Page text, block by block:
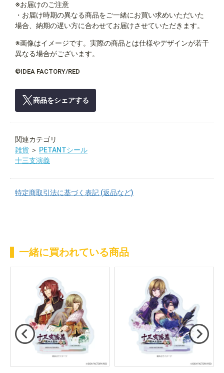
※お届けのご注意
・お届け時期の異なる商品をご一緒にお買い求めいただいた
場合、納期の遅い方に合わせてお届けさせていただきます。
※画像はイメージです。実際の商品とは仕様やデザインが若干
異なる場合がございます。
©IDEA FACTORY/RED
商品をシェアする
関連カテゴリ
雑貨 ＞ PETANTシール
十三支演義
特定商取引法に基づく表記 (返品など)
一緒に買われている商品